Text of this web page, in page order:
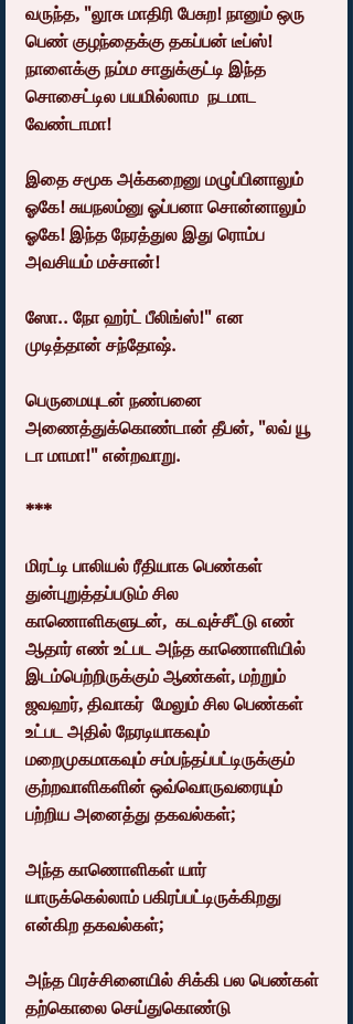
வருந்த, "லூசு மாதிரி பேசுற! நானும் ஒரு
பெண் குழந்தைக்கு தகப்பன் டீப்ஸ்!
நாளைக்கு நம்ம சாதுக்குட்டி இந்த
சொசைட்டில பயமில்லாம  நடமாட
வேண்டாமா!
இதை சமூக அக்கறைனு மழுப்பினாலும்
ஓகே! சுயநலம்னு ஓப்பனா சொன்னாலும்
ஓகே! இந்த நேரத்துல இது ரொம்ப
அவசியம் மச்சான்!
ஸோ.. நோ ஹர்ட் பீலிங்ஸ்!" என
முடித்தான் சந்தோஷ்.
பெருமையுடன் நண்பனை
அணைத்துக்கொண்டான் தீபன், "லவ் யூ
டா மாமா!" என்றவாறு.
***
மிரட்டி பாலியல் ரீதியாக பெண்கள்
துன்புறுத்தப்படும் சில
காணொளிகளுடன்,  கடவுச்சீட்டு எண்
ஆதார் எண் உட்பட அந்த காணொளியில்
இடம்பெற்றிருக்கும் ஆண்கள், மற்றும்
ஜவஹர், திவாகர்  மேலும் சில பெண்கள்
உட்பட அதில் நேரடியாகவும்
மறைமுகமாகவும் சம்பந்தப்பட்டிருக்கும்
குற்றவாளிகளின் ஒவ்வொருவரையும்
பற்றிய அனைத்து தகவல்கள்;
அந்த காணொளிகள் யார்
யாருக்கெல்லாம் பகிரப்பட்டிருக்கிறது
என்கிற தகவல்கள்;
அந்த பிரச்சினையில் சிக்கி பல பெண்கள்
தற்கொலை செய்துகொண்டு